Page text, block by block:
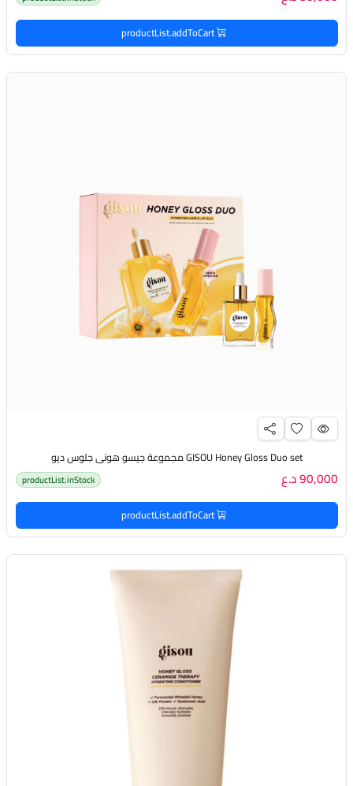
productList.addToCart
GISOU Honey Gloss Duo set مجموعة جيسو هوني جلوس ديو
90,000 د.ع productList.inStock
productList.addToCart